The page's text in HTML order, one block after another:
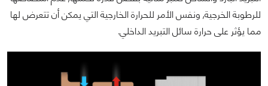
للرطوبة الخرجية, ونفس الأمر للحرارة الخارجية التي يمكن أن تتعرض لها
مما يؤثر على حرارة سائل التبريد الداخلي.